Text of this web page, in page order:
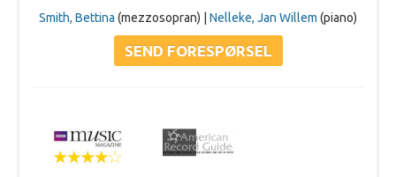
Smith, Bettina (mezzosopran) | Nelleke, Jan Willem (piano)